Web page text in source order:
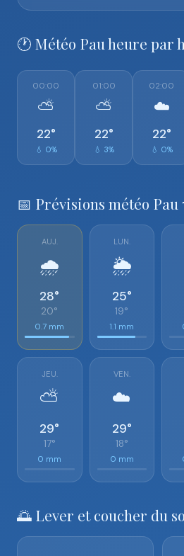
🕐 Météo Pau heure par
00:00
⛅
22°
💧 0%
01:00
⛅
22°
💧 3%
02:00
☁️
22°
💧 0%
📅 Prévisions météo Pau
AUJ.
🌧️
28°
20°
0.7 mm
LUN.
🌦️
25°
19°
1.1 mm
JEU.
⛅
29°
17°
0 mm
VEN.
☁️
29°
18°
0 mm
🌅 Lever et coucher du